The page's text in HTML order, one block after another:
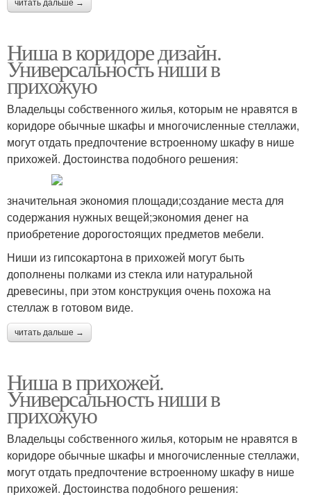
читать дальше →
Ниша в коридоре дизайн.
Универсальность ниши в
прихожую
Владельцы собственного жилья, которым не нравятся в
коридоре обычные шкафы и многочисленные стеллажи,
могут отдать предпочтение встроенному шкафу в нише
прихожей. Достоинства подобного решения:
значительная экономия площади;создание места для
содержания нужных вещей;экономия денег на
приобретение дорогостоящих предметов мебели.
Ниши из гипсокартона в прихожей могут быть
дополнены полками из стекла или натуральной
древесины, при этом конструкция очень похожа на
стеллаж в готовом виде.
читать дальше →
Ниша в прихожей.
Универсальность ниши в
прихожую
Владельцы собственного жилья, которым не нравятся в
коридоре обычные шкафы и многочисленные стеллажи,
могут отдать предпочтение встроенному шкафу в нише
прихожей. Достоинства подобного решения: